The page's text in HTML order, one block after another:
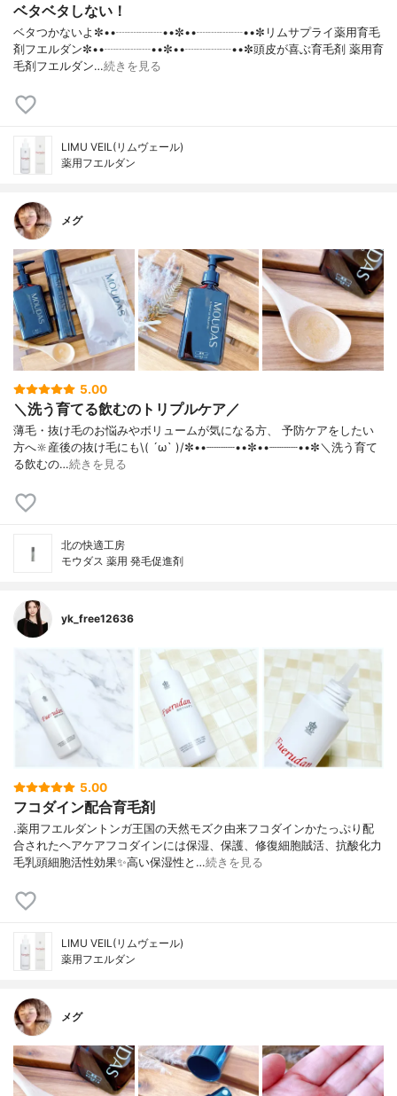
ベタベタしない！
ベタつかないよ✼••┈┈┈┈••✼••┈┈┈┈••✼リムサプライ薬用育毛
剤フエルダン✼••┈┈┈┈••✼••┈┈┈┈••✼頭皮が喜ぶ育毛剤 薬用育
毛剤フエルダン…続きを見る
LIMU VEIL(リムヴェール)
薬用フエルダン
メグ
5.00
＼洗う育てる飲むのトリプルケア／
薄毛・抜け毛のお悩みやボリュームが気になる方、 予防ケアをしたい
方へ🔆産後の抜け毛にも\( ´ω` )/✼••┈┈┈┈••✼••┈┈┈┈••✼＼洗う育て
る飲むの…続きを見る
北の快適工房
モウダス 薬用 発毛促進剤
yk_free12636
5.00
フコダイン配合育毛剤
.薬用フエルダントンガ王国の天然モズク由来フコダインかたっぷり配
合されたヘアケアフコダインには保湿、保護、修復細胞賊活、抗酸化力
毛乳頭細胞活性効果✨高い保湿性と…続きを見る
LIMU VEIL(リムヴェール)
薬用フエルダン
メグ